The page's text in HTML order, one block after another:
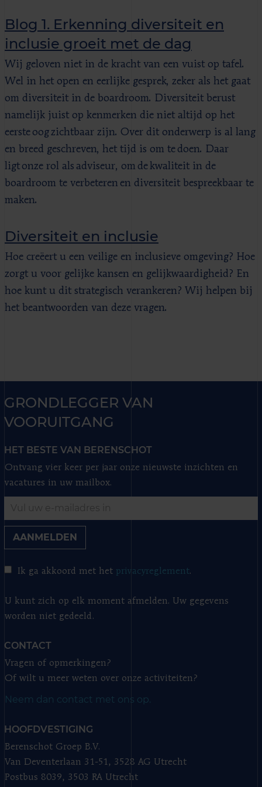
Blog 1. Erkenning diversiteit en
inclusie groeit met de dag
Wij geloven niet in de kracht van een vuist op tafel.
Wel in het open en eerlijke gesprek, zeker als het gaat
om diversiteit in de boardroom. Diversiteit berust
namelijk juist op kenmerken die niet altijd op het
eerste oog zichtbaar zijn. Over dit onderwerp is al lang
en breed geschreven, het tijd is om te doen. Daar
ligt onze rol als adviseur, om de kwaliteit in de
boardroom te verbeteren en diversiteit bespreekbaar te
maken.
Diversiteit en inclusie
Hoe creëert u een veilige en inclusieve omgeving? Hoe
zorgt u voor gelijke kansen en gelijkwaardigheid? En
hoe kunt u dit strategisch verankeren? Wij helpen bij
het beantwoorden van deze vragen.
GRONDLEGGER VAN
VOORUITGANG
HET BESTE VAN BERENSCHOT
Ontvang vier keer per jaar onze nieuwste inzichten en
vacatures in uw mailbox.
AANMELDEN
Ik ga akkoord met het privacyreglement.
U kunt zich op elk moment afmelden. Uw gegevens
worden niet gedeeld.
CONTACT
Vragen of opmerkingen?
Of wilt u meer weten over onze activiteiten?
Neem dan contact met ons op.
HOOFDVESTIGING
Berenschot Groep B.V.
Van Deventerlaan 31-51, 3528 AG Utrecht
Postbus 8039, 3503 RA Utrecht